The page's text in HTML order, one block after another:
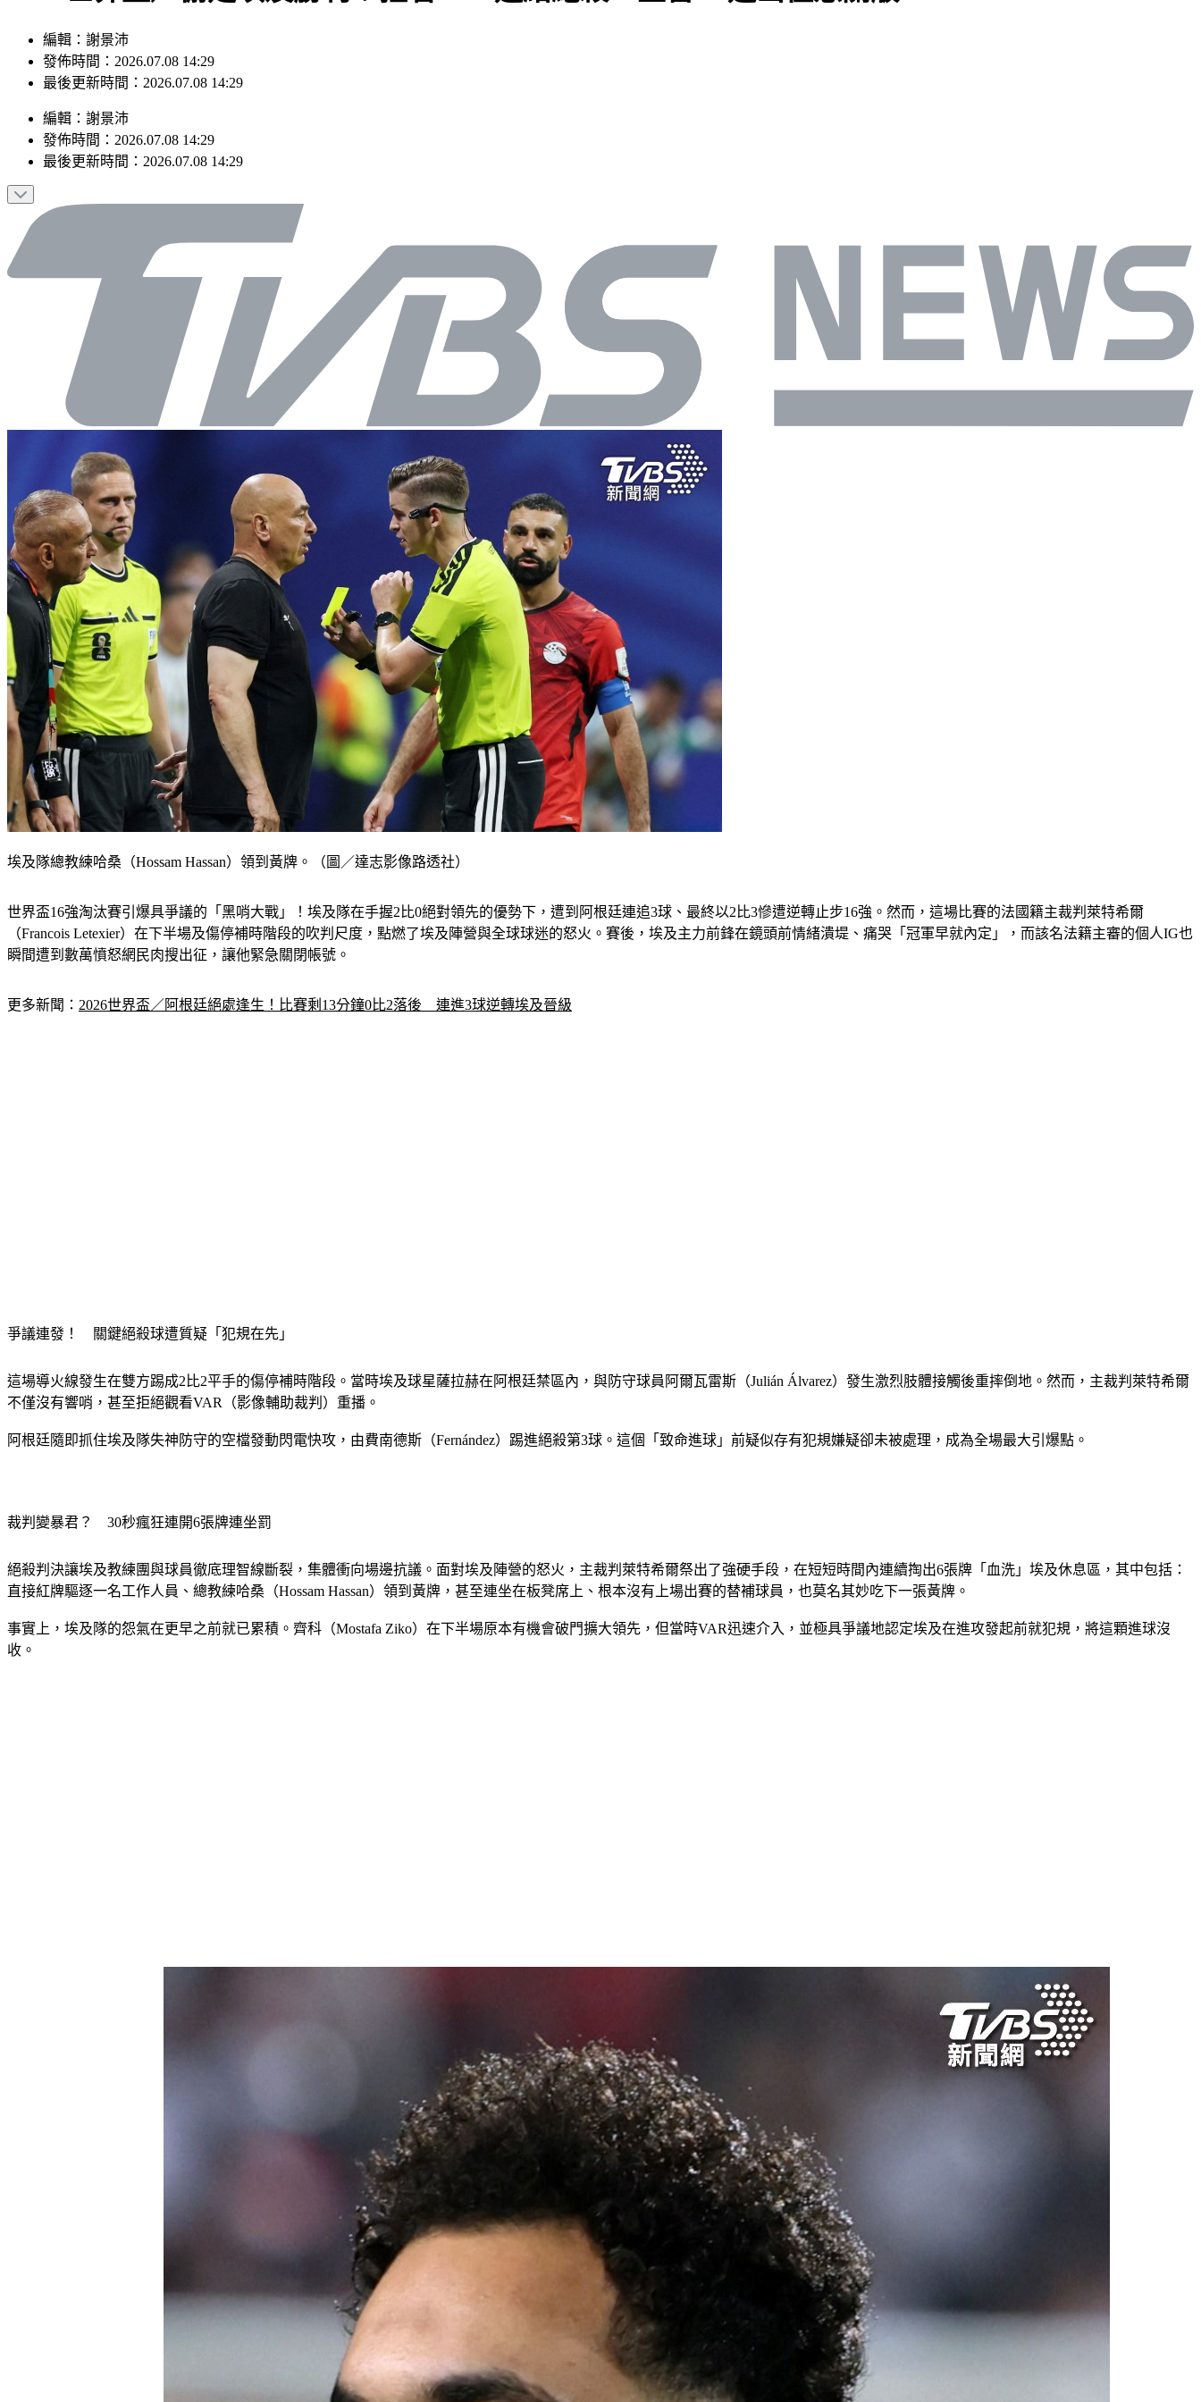
編輯：謝景沛
發佈時間：2026.07.08 14:29
最後更新時間：2026.07.08 14:29
編輯 ： 謝景沛
發佈時間： 2026.07.08 14:29
最後更新時間： 2026.07.08 14:29
埃及隊總教練哈桑（Hossam Hassan）領到黃牌。（圖／達志影像路透社）
世界盃16強淘汰賽引爆具爭議的「黑哨大戰」！埃及隊在手握2比0絕對領先的優勢下，遭到阿根廷連追3球、最終以2比3慘遭逆轉止步16強。然而，這場比賽的法國籍主裁判萊特希爾
（Francois Letexier）在下半場及傷停補時階段的吹判尺度，點燃了埃及陣營與全球球迷的怒火。賽後，埃及主力前鋒在鏡頭前情緒潰堤、痛哭「冠軍早就內定」，而該名法籍主審的個人IG也
瞬間遭到數萬憤怒網民肉搜出征，讓他緊急關閉帳號。
更多新聞： 2026世界盃／阿根廷絕處逢生！比賽剩13分鐘0比2落後　連進3球逆轉埃及晉級
爭議連發！　關鍵絕殺球遭質疑「犯規在先」
這場導火線發生在雙方踢成2比2平手的傷停補時階段。當時埃及球星薩拉赫在阿根廷禁區內，與防守球員阿爾瓦雷斯（Julián Álvarez）發生激烈肢體接觸後重摔倒地。然而，主裁判萊特希爾
不僅沒有響哨，甚至拒絕觀看VAR（影像輔助裁判）重播。
阿根廷隨即抓住埃及隊失神防守的空檔發動閃電快攻，由費南德斯（Fernández）踢進絕殺第3球。這個「致命進球」前疑似存有犯規嫌疑卻未被處理，成為全場最大引爆點。
裁判變暴君？　30秒瘋狂連開6張牌連坐罰
絕殺判決讓埃及教練團與球員徹底理智線斷裂，集體衝向場邊抗議。面對埃及陣營的怒火，主裁判萊特希爾祭出了強硬手段，在短短時間內連續掏出6張牌 「血洗」埃及休息區，其中包括：
直接紅牌驅逐一名工作人員、總教練哈桑（Hossam Hassan）領到黃牌，甚至連坐在板凳席上、根本沒有上場出賽的替補球員，也莫名其妙吃下一張黃牌。
事實上，埃及隊的怨氣在更早之前就已累積。齊科（Mostafa Ziko）在下半場原本有機會破門擴大領先，但當時VAR迅速介入，並極具爭議地認定埃及在進攻發起前就犯規，將這顆進球沒
收。